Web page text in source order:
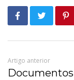
Artigo anterior